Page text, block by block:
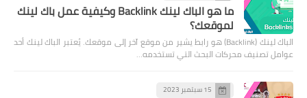
ما هو الباك لينك Backlink وكيفية عمل باك لينك
لموقعك؟
الباك لينك (Backlink) هو رابط يشير من موقع آخر إلى موقعك. يُعتبر الباك لينك أحد
عوامل تصنيف محركات البحث التي تستخدمه…
15 سبتمبر 2023